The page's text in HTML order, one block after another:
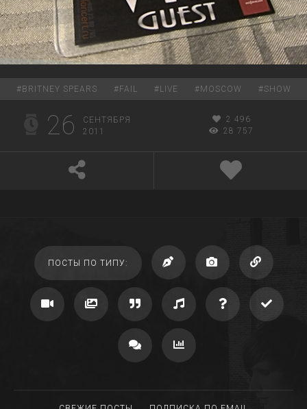
# BRITNEY SPEARS # FAIL # LIVE # MOSCOW #SHOW
26
СЕНТЯБРЯ
2011
2 496
28 757
ПОСТЫ ПО ТИПУ: